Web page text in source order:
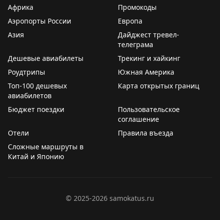
2PAXfly
Heathrow Terminal 4. Рекомендуется подписаться на
еженедельную рассылку для получения полной
информации о лучших предложениях отелей и
Rob Burgess
Африка
Промокоды
Аэропорты России
Европа
Азия
Дайджест тревел-
телеграма
Дешевые авиабилеты
Трекинг и хайкинг
Роудтрипы
Южная Америка
Топ-100 дешевых
авиабилетов
Карта открытых границ
Бюджет поездки
Пользовательское
соглашение
Отели
Правила въезда
Сложные маршруты в
Китай и Японию
© 2025-2026 samokatus.ru